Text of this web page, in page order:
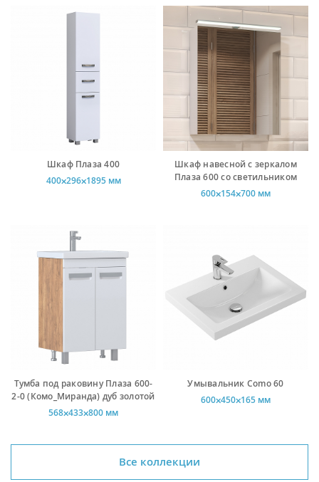
Шкаф Плаза 400
400⨉296⨉1895 мм
Шкаф навесной с зеркалом
Плаза 600 со светильником
600⨉154⨉700 мм
Тумба под раковину Плаза 600-
2-0 (Комо_Миранда) дуб золотой
568⨉433⨉800 мм
Умывальник Como 60
600⨉450⨉165 мм
Все коллекции